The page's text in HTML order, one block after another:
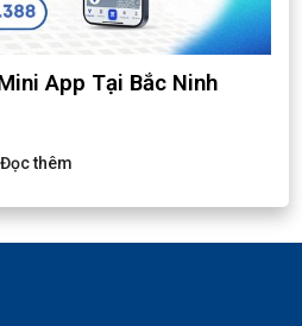
App Tại Bắc Ninh
Đọc thêm